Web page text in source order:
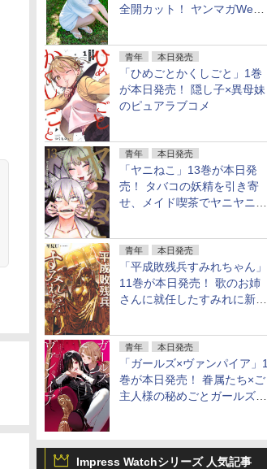
全開カット！ ヤンマガWeb
青年 本日発売
「ひめごとかくしごと」1巻
が本日発売！ 隠し子×異母妹
のピュアラブコメ
青年 本日発売
「ヤニねこ」13巻が本日発
売！ タバコの妖精を引き寄
せ、メイド喫茶でヤニヤニき
青年 本日発売
「平成敗残兵すみれちゃん」
11巻が本日発売！ 歌のお姉
さんに就任したすみれに新た
青年 本日発売
「ガールズ×ヴァンパイア」1
巻が本日発売！ 眷属たち×ご
主人様の秘めごとガールズラ
Impress Watchシリーズ 人気記事